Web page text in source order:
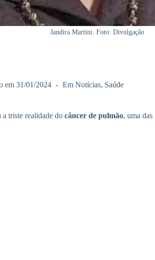
Jandira Martini. Foto: Divulgação
em 31/01/2024 Em Notícias, Saúde
triste realidade do câncer de pulmão, uma